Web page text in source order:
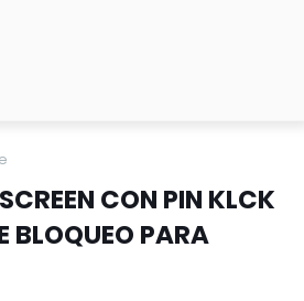
CON PIN KLCK
BLOQUEO PARA